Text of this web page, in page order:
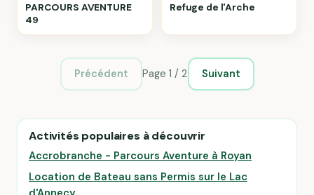
PARCOURS AVENTURE
49
Refuge de l'Arche
Précédent Page 1 / 2 Suivant
Activités populaires à découvrir
Accrobranche - Parcours Aventure à Royan
Location de Bateau sans Permis sur le Lac